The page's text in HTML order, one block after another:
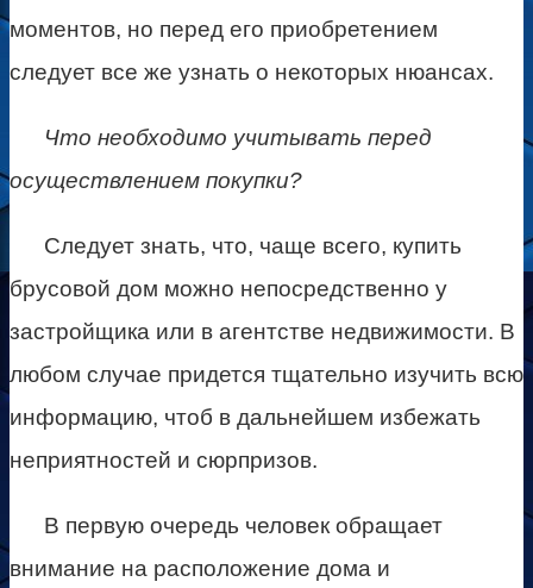
моментов, но перед его приобретением
следует все же узнать о некоторых нюансах.
Что необходимо учитывать перед
осуществлением покупки?
Следует знать, что, чаще всего, купить
брусовой дом можно непосредственно у
застройщика или в агентстве недвижимости. В
любом случае придется тщательно изучить всю
информацию, чтоб в дальнейшем избежать
неприятностей и сюрпризов.
В первую очередь человек обращает
внимание на расположение дома и